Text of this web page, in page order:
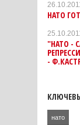
НАТО
"НАТО -
-
нато